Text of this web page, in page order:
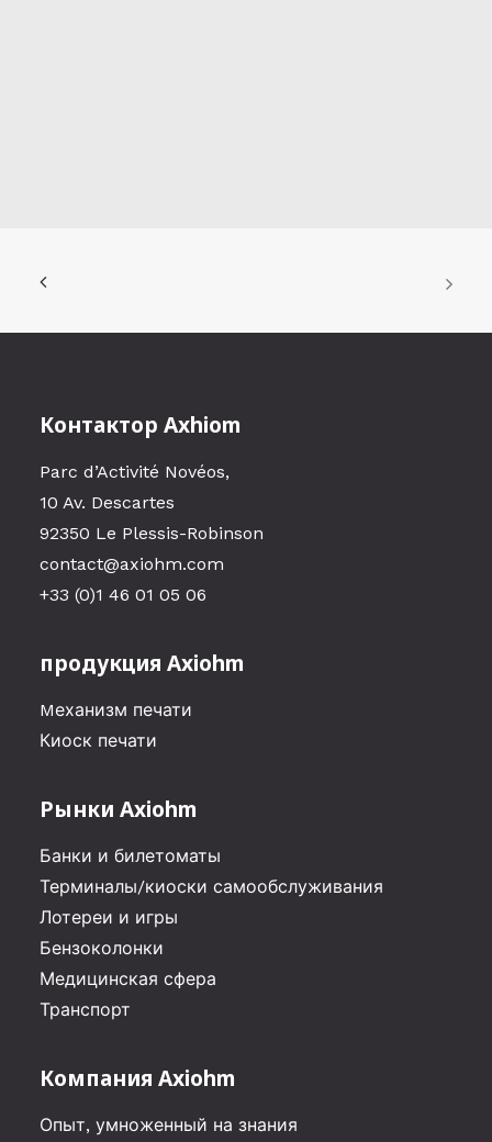
Контактор Axhiom
Parc d’Activité Novéos,
10 Av. Descartes
92350 Le Plessis-Robinson
contact@axiohm.com
+33 (0)1 46 01 05 06
продукция Axiohm
Mеханизм печати
Киоск печати
Рынки Axiohm
Банки и билетоматы
Терминалы/киоски самообслуживания
Лотереи и игры
Бензоколонки
Медицинская сфера
Транспорт
Компания Axiohm
Опыт, умноженный на знания